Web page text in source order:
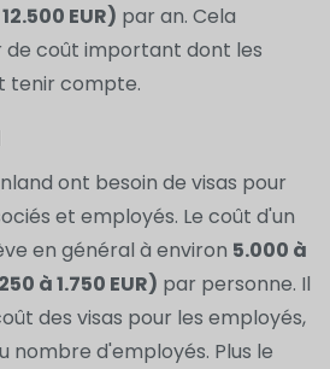
EUR) par an. Cela
coût important dont les
tenir compte.
ont besoin de visas pour
et employés. Le coût d'un
en général à environ 5.000 à
à 1.750 EUR) par personne. Il
des visas pour les employés,
nombre d'employés. Plus le